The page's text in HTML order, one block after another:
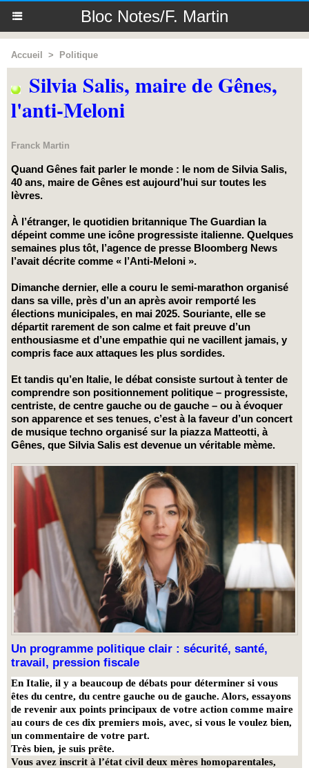
Bloc Notes/F. Martin
Accueil > Politique
Silvia Salis, maire de Gênes,
l'anti-Meloni
Franck Martin
Quand Gênes fait parler le monde : le nom de Silvia Salis,
40 ans, maire de Gênes est aujourd’hui sur toutes les
lèvres.
​À l’étranger, le quotidien britannique The Guardian la
dépeint comme une icône progressiste italienne. Quelques
semaines plus tôt, l’agence de presse Bloomberg News
l’avait décrite comme « l’Anti-Meloni ».
Dimanche dernier, elle a couru le semi-marathon organisé
dans sa ville, près d’un an après avoir remporté les
élections municipales, en mai 2025. Souriante, elle se
départit rarement de son calme et fait preuve d’un
enthousiasme et d’une empathie qui ne vacillent jamais, y
compris face aux attaques les plus sordides.
Et tandis qu’en Italie, le débat consiste surtout à tenter de
comprendre son positionnement politique – progressiste,
centriste, de centre gauche ou de gauche – ou à évoquer
son apparence et ses tenues, c’est à la faveur d’un concert
de musique techno organisé sur la piazza Matteotti, à
Gênes, que Silvia Salis est devenue un véritable mème.
Un programme politique clair : sécurité, santé,
travail, pression fiscale
En Italie, il y a beaucoup de débats pour déterminer si vous
êtes du centre, du centre gauche ou de gauche. Alors, essayons
de revenir aux points principaux de votre action comme maire
au cours de ces dix premiers mois, avec, si vous le voulez bien,
un commentaire de votre part.
Très bien, je suis prête.
Vous avez inscrit à l’état civil deux mères homoparentales,